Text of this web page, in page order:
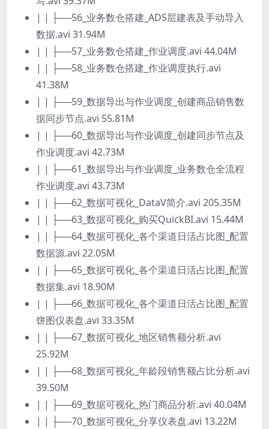
| | ├──56_业务数仓搭建_ADS层建表及手动导入
数据.avi 31.94M
| | ├──57_业务数仓搭建_作业调度.avi 44.04M
| | ├──58_业务数仓搭建_作业调度执行.avi
41.38M
| | ├──59_数据导出与作业调度_创建商品销售数
据同步节点.avi 55.81M
| | ├──60_数据导出与作业调度_创建同步节点及
作业调度.avi 42.73M
| | ├──61_数据导出与作业调度_业务数仓全流程
作业调度.avi 43.73M
| | ├──62_数据可视化_DataV简介.avi 205.35M
| | ├──63_数据可视化_购买QuickBI.avi 15.44M
| | ├──64_数据可视化_各个渠道日活占比图_配置
数据源.avi 22.05M
| | ├──65_数据可视化_各个渠道日活占比图_配置
数据集.avi 18.90M
| | ├──66_数据可视化_各个渠道日活占比图_配置
饼图仪表盘.avi 33.35M
| | ├──67_数据可视化_地区销售额分析.avi
25.92M
| | ├──68_数据可视化_年龄段销售额占比分析.avi
39.50M
| | ├──69_数据可视化_热门商品分析.avi 40.04M
| | ├──70_数据可视化_分享仪表盘.avi 13.22M